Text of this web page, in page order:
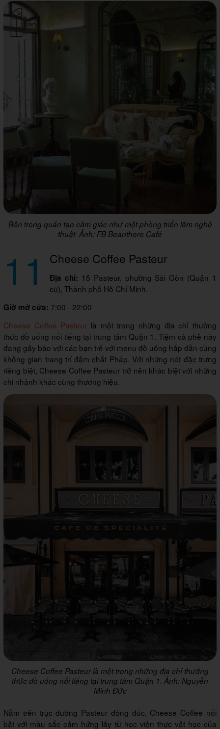
Bên trong quán tạo cảm giác như một phòng triển lãm nghệ
thuật. Ảnh: FB Beanthere Café
11 Cheese Coffee Pasteur
Địa chỉ: 15 Pasteur, phường Sài Gòn (Quận 1
cũ), Thành phố Hồ Chí Minh.
Giờ mở cửa: 7:00 - 22:00
Cheese Coffee Pasteur là một trong những địa chỉ thưởng
thức đồ uống nổi tiếng tại trung tâm Quận 1. Tiệm cà phê này
đang gây bão với các bạn trẻ với menu đồ uống hấp dẫn cùng
không gian trang trí đậm chất Pháp. Với những nét đặc trưng
riêng biệt, Cheese Coffee Pasteur trở nên khác biệt với những
chi nhánh khác cùng thương hiệu.
Cheese Coffee Pasteur là một trong những địa chỉ thưởng
thức đồ uống nổi tiếng tại trung tâm Quận 1. Ảnh: Nguyễn
Minh Đức
Nằm trên trục đường Pasteur đông đúc, Cheese Coffee nổi
bật với màu sắc cảm hứng lấy từ học viện thực vật học của